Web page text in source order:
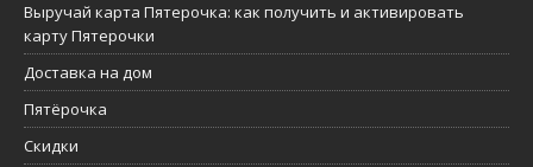
Выручай карта Пятерочка: как получить и активировать
карту Пятерочки
Доставка на дом
Пятёрочка
Скидки